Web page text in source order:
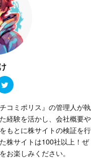
コミポリス』の管理人が執
経験を活かし、会社概要や
もとに株サイトの検証を行
株サイトは100社以上！ぜ
お楽しみください。